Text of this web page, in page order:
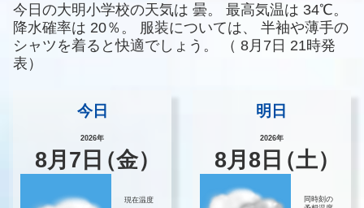
今日の大明小学校の天気は 曇。 最高気温は 34℃。
降水確率は 20％。 服装については、
半袖や薄手の
シャツを着ると快適でしょう。
（ 8月7日 21時発
表）
今日
2026年
8月 7 日（金）
現在温度
明日
2026年
8月8 日（土）
同時刻の